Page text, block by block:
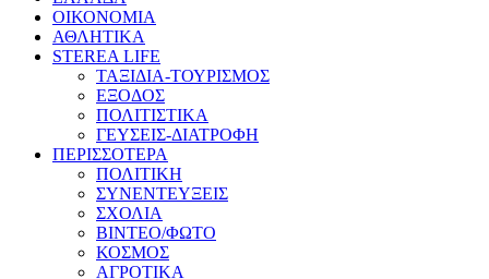
ΟΙΚΟΝΟΜΙΑ
ΑΘΛΗΤΙΚΑ
STEREA LIFE
ΤΑΞΙΔΙΑ-ΤΟΥΡΙΣΜΟΣ
ΕΞΟΔΟΣ
ΠΟΛΙΤΙΣΤΙΚΑ
ΓΕΥΣΕΙΣ-ΔΙΑΤΡΟΦΗ
ΠΕΡΙΣΣΟΤΕΡΑ
ΠΟΛΙΤΙΚΗ
ΣΥΝΕΝΤΕΥΞΕΙΣ
ΣΧΟΛΙΑ
ΒΙΝΤΕΟ/ΦΩΤΟ
ΚΟΣΜΟΣ
ΑΓΡΟΤΙΚΑ